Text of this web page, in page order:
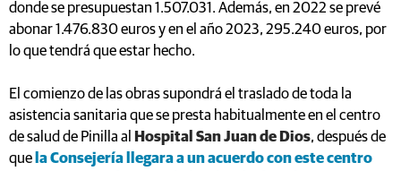
donde se presupuestan 1.507.031. Además, en 2022 se prevé
abonar 1.476.830 euros y en el año 2023, 295.240 euros, por
lo que tendrá que estar hecho.
El comienzo de las obras supondrá el traslado de toda la
asistencia sanitaria que se presta habitualmente en el centro
de salud de Pinilla al
Hospital San Juan de Dios, después de
que la Consejería llegara a un acuerdo con este centro